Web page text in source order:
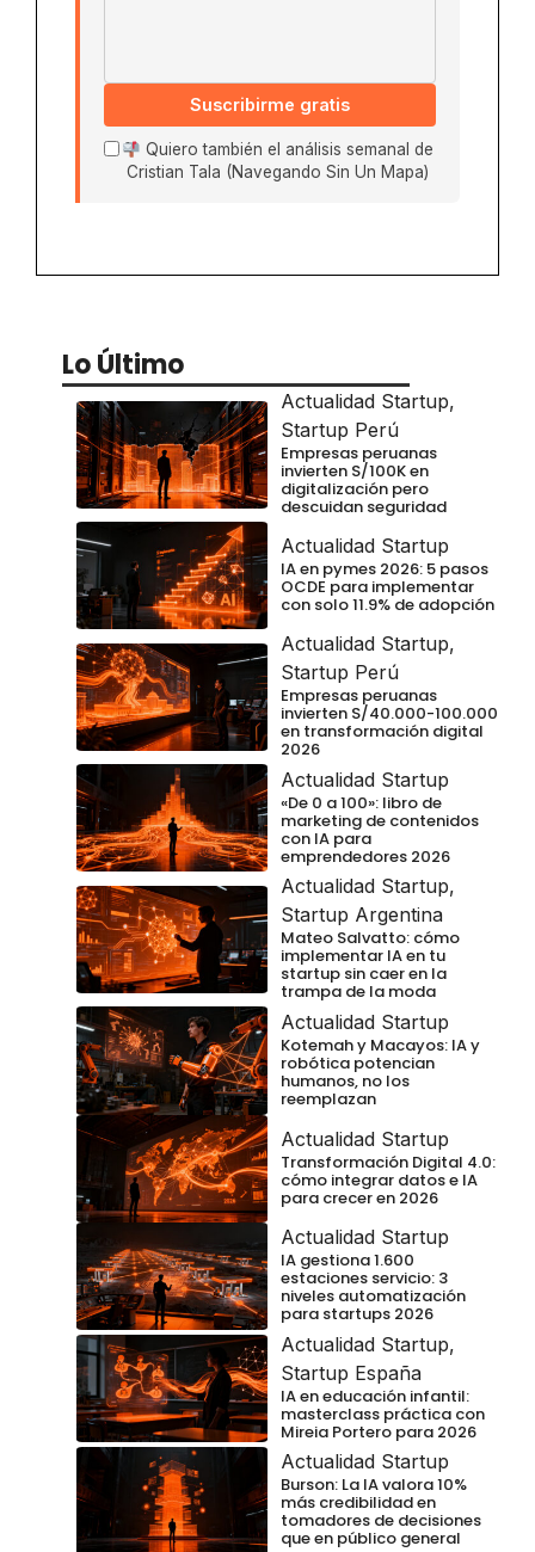
Suscribirme gratis
Quiero también el análisis semanal de
Cristian Tala (Navegando Sin Un Mapa)
Lo Último
Actualidad Startup,
Startup Perú
Empresas peruanas
invierten S/100K en
digitalización pero
descuidan seguridad
Actualidad Startup
IA en pymes 2026: 5 pasos
OCDE para implementar
con solo 11.9% de adopción
Actualidad Startup,
Startup Perú
Empresas peruanas
invierten S/40.000-100.000
en transformación digital
2026
Actualidad Startup
«De 0 a 100»: libro de
marketing de contenidos
con IA para
emprendedores 2026
Actualidad Startup,
Startup Argentina
Mateo Salvatto: cómo
implementar IA en tu
startup sin caer en la
trampa de la moda
Actualidad Startup
Kotemah y Macayos: IA y
robótica potencian
humanos, no los
reemplazan
Actualidad Startup
Transformación Digital 4.0:
cómo integrar datos e IA
para crecer en 2026
Actualidad Startup
IA gestiona 1.600
estaciones servicio: 3
niveles automatización
para startups 2026
Actualidad Startup,
Startup España
IA en educación infantil:
masterclass práctica con
Mireia Portero para 2026
Actualidad Startup
Burson: La IA valora 10%
más credibilidad en
tomadores de decisiones
que en público general